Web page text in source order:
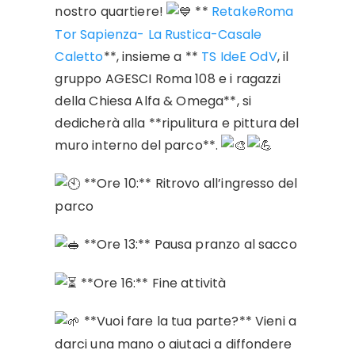
nostro quartiere!
** RetakeRoma
Tor Sapienza- La Rustica-Casale
Caletto**, insieme a ** TS IdeE OdV, il
gruppo AGESCI Roma 108 e i ragazzi
della Chiesa Alfa & Omega**, si
dedicherà alla **ripulitura e pittura del
muro interno del parco**.
**Ore 10:** Ritrovo all’ingresso del
parco
**Ore 13:** Pausa pranzo al sacco
**Ore 16:** Fine attività
**Vuoi fare la tua parte?** Vieni a
darci una mano o aiutaci a diffondere